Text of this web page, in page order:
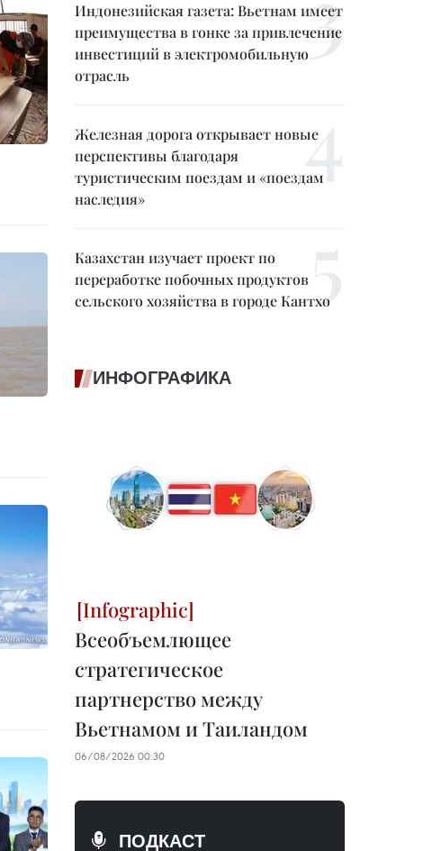
Индонезийская газета: Вьетнам имеет
преимущества в гонке за привлечение
инвестиций в электромобильную
отрасль
Железная дорога открывает новые
перспективы благодаря
туристическим поездам и «поездам
наследия»
Казахстан изучает проект по
переработке побочных продуктов
сельского хозяйства в городе Кантхо
ИНФОГРАФИКА
Всеобъемлющее
стратегическое
партнерство между
Вьетнамом и Таиландом
06/08/2026 00:30
ПОДКАСТ